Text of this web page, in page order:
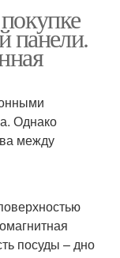
панели.
Однако
между
посуды – дно